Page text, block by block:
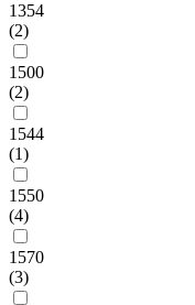
1354
(2)
1500
(2)
1544
(1)
1550
(4)
1570
(3)